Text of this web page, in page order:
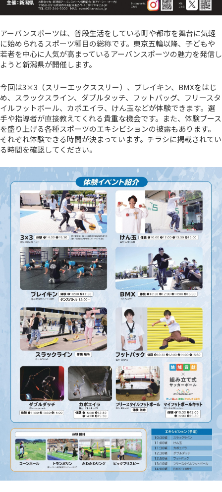
アーバンスポーツは、普段生活をしている町や都市を舞台に気軽
に始められるスポーツ種目の総称です。東京五輪以降、子どもや
若者を中心に人気が高まっているアーバンスポーツの魅力を発信し
ようと新潟県が開催します。
今回は3×3（スリーエックススリー）、ブレイキン、BMXをはじ
め、スラックスライン、ダブルタッチ、フットバッグ、フリースタ
イルフットボール、カポエイラ、けん玉などが体験できます。選
手や指導者が直接教えてくれる貴重な機会です。また、体験ブース
を盛り上げる各種スポーツのエキシビションの披露もあります。
それぞれ体験できる時間が決まっています。チラシに掲載されてい
る時間を確認してください。